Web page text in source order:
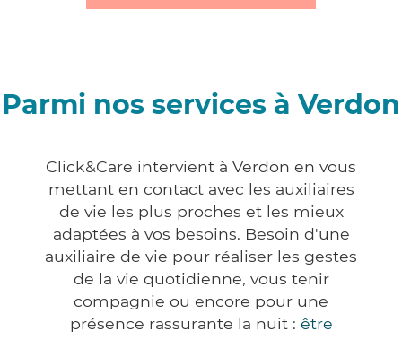
Parmi nos services à Verdon
Click&Care intervient à Verdon en vous
mettant en contact avec les auxiliaires
de vie les plus proches et les mieux
adaptées à vos besoins. Besoin d'une
auxiliaire de vie pour réaliser les gestes
de la vie quotidienne, vous tenir
compagnie ou encore pour une
présence rassurante la nuit : être